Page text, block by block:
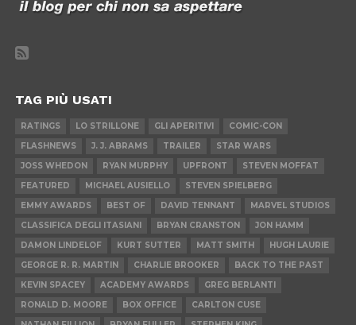
TAG PIÙ USATI
RATINGS LO STRILLONE GLI APERITIVI
COMIC-CON
FLASHNEWS
J. J. ABRAMS TRAILER
STAR WARS
JOSS WHEDON
RYAN MURPHY UPFRONT
STEVEN MOFFAT
FEATURED
MICHAEL AUSIELLO
STEVEN SPIELBERG
EMMY AWARDS
BEST OF DAVID TENNANT
MARVEL STUDIOS
CLASSIFICA DEGLI ITASIANI
BRYAN CRANSTON
JON HAMM
DAMON LINDELOF
KURT SUTTER MATT SMITH
HUGH LAURIE
GEORGE R. R. MARTIN
CHARLIE BROOKER
BACK TO THE PAST
KEVIN SPACEY
ACADEMY AWARDS
GREG BERLANTI
RONALD D. MOORE
BOX OFFICE
CARLTON CUSE